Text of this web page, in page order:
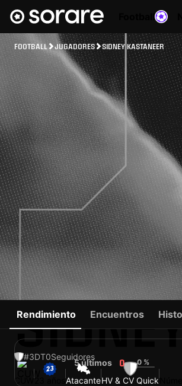
FOOTBALL JUGADORES SIDNEY KASTANEER
#3DT0Seguidores
CUW AtacanteHV & CV Quick
Rendimiento Encuentros
5 últimos 0 0 %